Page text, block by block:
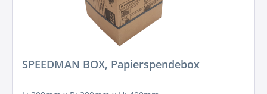
SPEEDMAN BOX, Papierspendebox